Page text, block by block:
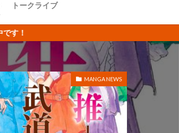
トークライブ
MANGA NEWS